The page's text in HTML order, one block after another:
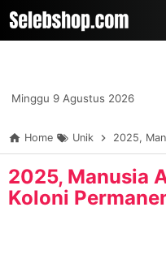
-->
Skip to
Minggu 9 Agustus 2026
Home Unik 2025,
2025, Manusia
Koloni